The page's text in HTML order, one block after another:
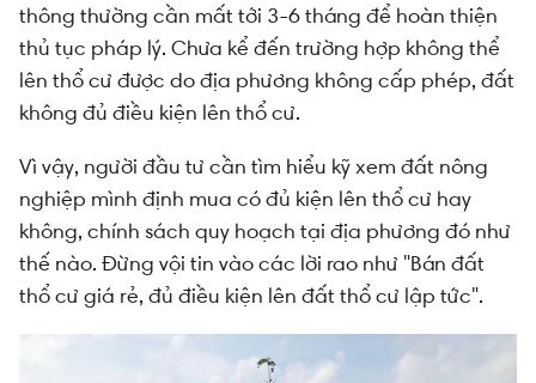
thông thường cần mất tới 3-6 tháng để hoàn thiện
thủ tục pháp lý. Chưa kể đến trường hợp không thể
lên thổ cư được do địa phương không cấp phép, đất
không đủ điều kiện lên thổ cư.
Vì vậy, người đầu tư cần tìm hiểu kỹ xem đất nông
nghiệp mình định mua có đủ kiện lên thổ cư hay
không, chính sách quy hoạch tại địa phương đó như
thế nào. Đừng vội tin vào các lời rao như "Bán đất
thổ cư giá rẻ, đủ điều kiện lên đất thổ cư lập tức".